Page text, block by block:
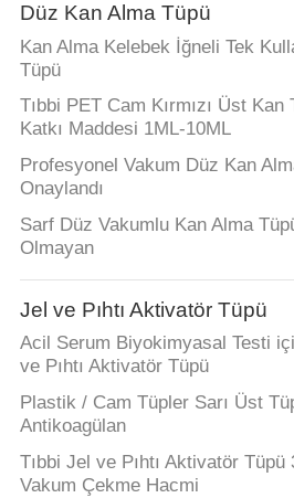
Düz Kan Alma Tüpü
Kan Alma Kelebek İğneli Tek
Tüpü
Tıbbi PET Cam Kırmızı Üst
Katkı Maddesi 1ML-10ML
Profesyonel Vakum Düz Kan
Onaylandı
Sarf Düz Vakumlu Kan Alma
Olmayan
Jel ve Pıhtı Aktivatör Tüpü
Acil Serum Biyokimyasal Testi
ve Pıhtı Aktivatör Tüpü
Plastik / Cam Tüpler Sarı Üst
Antikoagülan
Tıbbi Jel ve Pıhtı Aktivatör
Vakum Çekme Hacmi